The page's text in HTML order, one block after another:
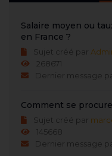
Salaire moyen ou
en France ?
Sujet créé par
268671
Dernier message
Comment se
Sujet créé par
145668
Dernier message